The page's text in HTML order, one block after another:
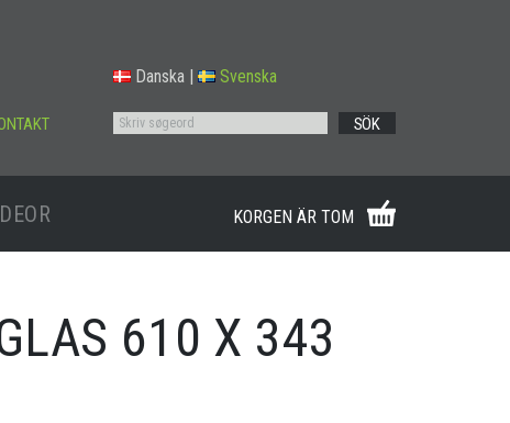
Danska | Svenska
SÖK
KORGEN ÄR TOM
610 X 343